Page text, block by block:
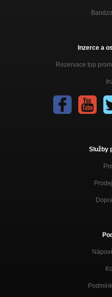
Inzerce a
Rezervace top
Služby